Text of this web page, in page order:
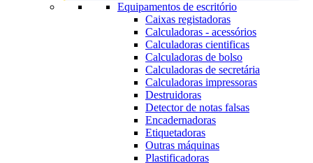
Equipamentos de escritório
Caixas registadoras
Calculadoras - acessórios
Calculadoras cientificas
Calculadoras de bolso
Calculadoras de secretária
Calculadoras impressoras
Destruidoras
Detector de notas falsas
Encadernadoras
Etiquetadoras
Outras máquinas
Plastificadoras